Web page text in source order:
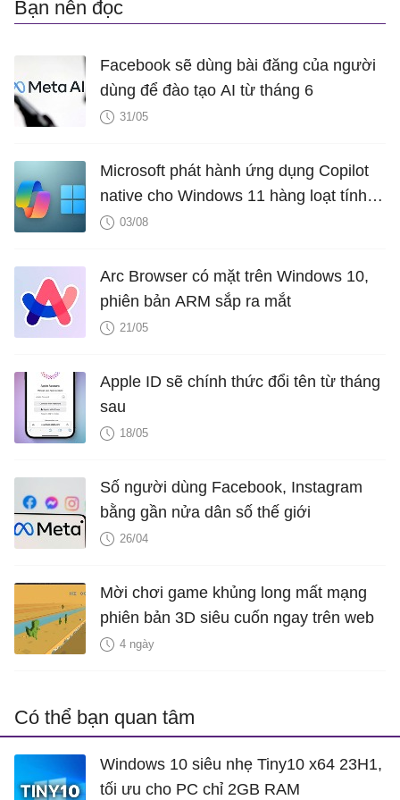
Bạn nên đọc
Facebook sẽ dùng bài đăng của người
dùng để đào tạo AI từ tháng 6
31/05
Microsoft phát hành ứng dụng Copilot
native cho Windows 11 hàng loạt tính
năng mới Hữu Ích
03/08
Arc Browser có mặt trên Windows 10,
phiên bản ARM sắp ra mắt
21/05
Apple ID sẽ chính thức đổi tên từ tháng
sau
18/05
Số người dùng Facebook, Instagram
bằng gần nửa dân số thế giới
26/04
Mời chơi game khủng long mất mạng
phiên bản 3D siêu cuốn ngay trên web
4 ngày
Có thể bạn quan tâm
Windows 10 siêu nhẹ Tiny10 x64 23H1,
tối ưu cho PC chỉ 2GB RAM